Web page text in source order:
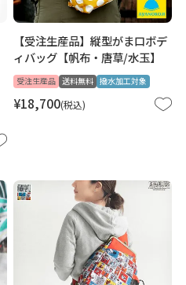
【受注生産品】縦型がま口ボデ
ィバッグ【帆布・唐草/水玉】
受注生産品 送料無料 撥水加工対象
¥18,700 税込